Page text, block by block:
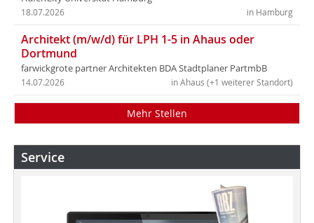
in Hamburg
18.07.2026
Architekt (m/w/d) für LPH 1-5 in Ahaus oder
Dortmund
farwickgrote partner Architekten BDA Stadtplaner PartmbB
in Ahaus (+1 weiterer Standort)
14.07.2026
Mehr Stellen
Service